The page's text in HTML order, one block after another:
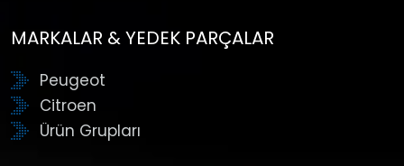
MARKALAR & YEDEK PARÇALAR
Peugeot
Citroen
Ürün Grupları